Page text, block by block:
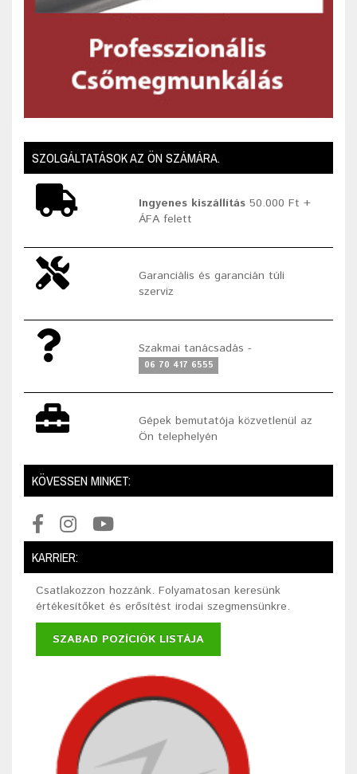
SZOLGÁLTATÁSOK AZ ÖN SZÁMÁRA.
Ingyenes kiszállítás 50.000 Ft +
ÁFA felett
Garanciális és garancián túli
szerviz
Szakmai tanácsadás -
06 70 417 6555
Gépek bemutatója közvetlenül az
Ön telephelyén
KÖVESSEN MINKET:
KARRIER:
Csatlakozzon hozzánk. Folyamatosan keresünk
értékesítőket és erősítést irodai szegmensünkre.
SZABAD POZÍCIÓK LISTÁJA